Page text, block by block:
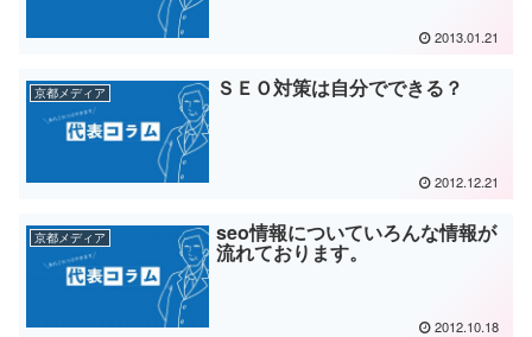
2013.01.21
京都メディア ＳＥＯ対策は自分でできる？
2012.12.21
京都メディア seo情報についていろんな情報が
流れております。
2012.10.18